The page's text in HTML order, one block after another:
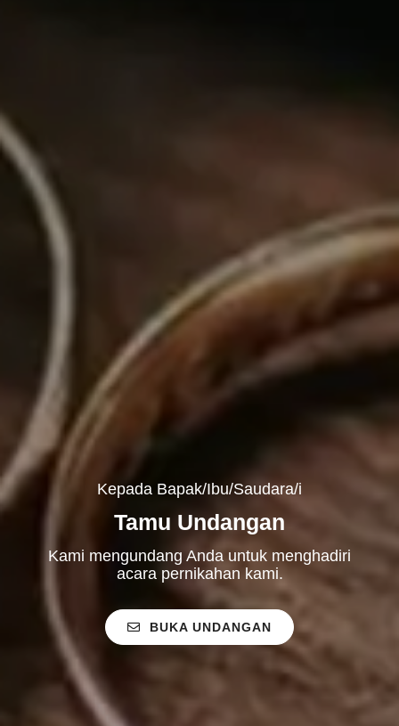
Kepada Bapak/Ibu/Saudara/i
Tamu Undangan
Kami mengundang Anda untuk menghadiri
acara pernikahan kami.
BUKA UNDANGAN